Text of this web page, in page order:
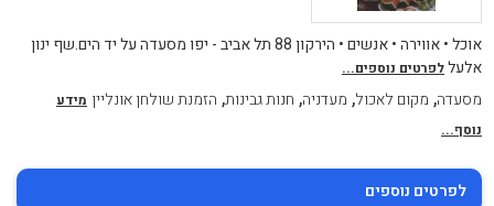
אוכל • אווירה • אנשים • הירקון 88 תל אביב - יפו מסעדה על יד הים.שף ינון
אלעללפרטים נוספים...
מסעדה, מקום לאכול, מעדניה, חנות גבינות, הזמנת שולחן אונליין מידע
נוסף...
לפרטים נוספים